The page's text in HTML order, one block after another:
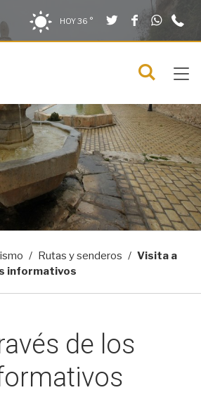
HOY36 ° TwitterFacebook
menú
Rutas y senderos
Visita a
informativos
de los